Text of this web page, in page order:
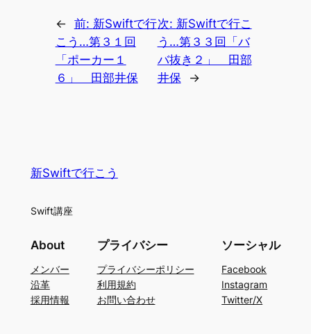
← 前: 新Swiftで行
こう…第３１回
「ポーカー１
６」 田部井保
次: 新Swiftで行こ
う…第３３回「バ
バ抜き２」 田部
井保
→
新Swiftで行こう
Swift講座
About
メンバー
沿革
採用情報
プライバシー
プライバシーポリシー
利用規約
お問い合わせ
ソーシャル
Facebook
Instagram
Twitter/X